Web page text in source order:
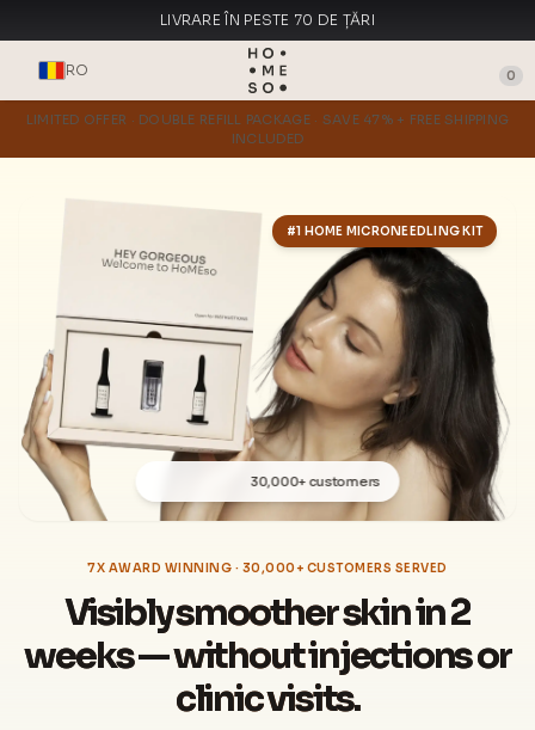
LIVRARE ÎN PESTE 70 DE ȚĂRI
FABRICAT ÎN ITALIA
RO
0
LIMITED OFFER · DOUBLE REFILL PACKAGE · SAVE 47% + FREE SHIPPING
INCLUDED
7X AWARD WINNING · 30,000+ CUSTOMERS SERVED
Visibly smoother skin in 2
weeks — without injections or
clinic visits.
#1 HOME MICRONEEDLING KIT
30,000+ customers